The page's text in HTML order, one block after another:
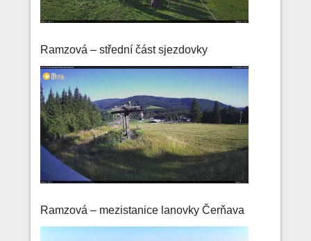
Ramzová – střední část sjezdovky
Ramzová – mezistanice lanovky Čerňava